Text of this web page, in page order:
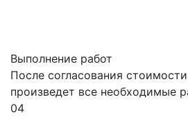
Выполнение работ
После согласования
произведет все необходимые
04